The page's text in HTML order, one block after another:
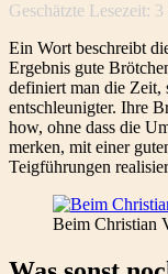
Geschätzte Lesezeit: 3
Ein Wort beschreibt
Ergebnis gute
definiert man die Zeit,
entschleunigter. Ihre
how, ohne dass die
merken, mit einer
Teigführungen
Beim Christian